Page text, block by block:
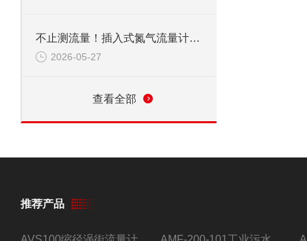
不止测流量！插入式氮气流量计，到底能覆盖多少关键领域？
2026-05-27
查看全部
推荐产品